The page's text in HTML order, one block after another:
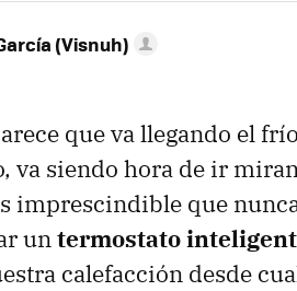
(Visnuh)
que va llegando el
va siendo hora de ir
imprescindible que
untermostato
calefacción desde